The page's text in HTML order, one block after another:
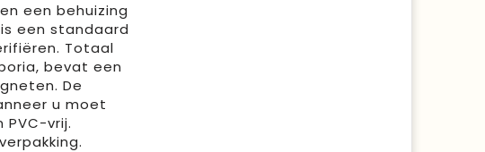
een behuizing
een standaard
Totaal
bevat een
De
u moet
PVC-vrij.